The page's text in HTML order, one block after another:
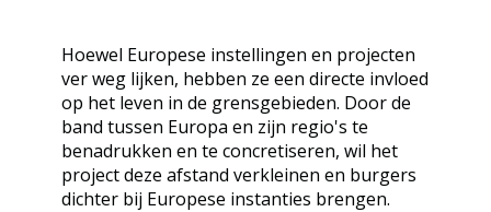
Hoewel Europese instellingen en projecten
ver weg lijken, hebben ze een directe invloed
op het leven in de grensgebieden. Door de
band tussen Europa en zijn regio's te
benadrukken en te concretiseren, wil het
project deze afstand verkleinen en burgers
dichter bij Europese instanties brengen.